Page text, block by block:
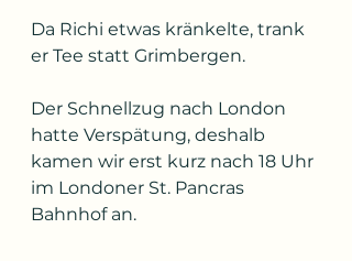
Da Richi etwas kränkelte, trank
er Tee statt Grimbergen.
Der Schnellzug nach London
hatte Verspätung, deshalb
kamen wir erst kurz nach 18 Uhr
im Londoner St. Pancras
Bahnhof an.